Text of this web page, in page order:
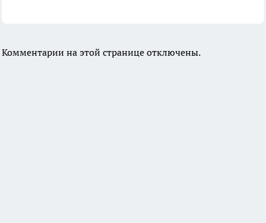
Комментарии на этой странице отключены.